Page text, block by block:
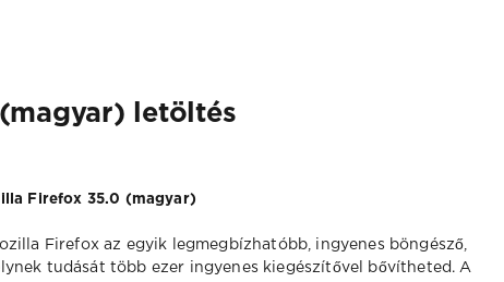
letöltés
Firefox 35.0 (magyar)
Firefox az egyik legmegbízhatóbb, ingyenes böngésző,
tudását több ezer ingyenes kiegészítővel bővítheted. A